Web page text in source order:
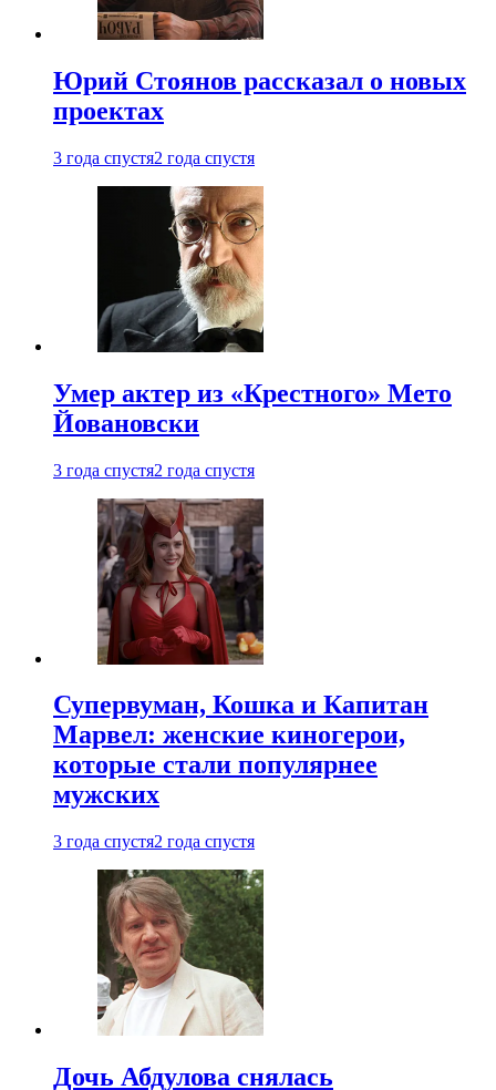
Юрий Стоянов рассказал о новых
проектах
3 года спустя2 года спустя
Умер актер из «Крестного» Мето
Йовановски
3 года спустя2 года спустя
Супервуман, Кошка и Капитан
Марвел: женские киногерои,
которые стали популярнее
мужских
3 года спустя2 года спустя
Дочь Абдулова снялась